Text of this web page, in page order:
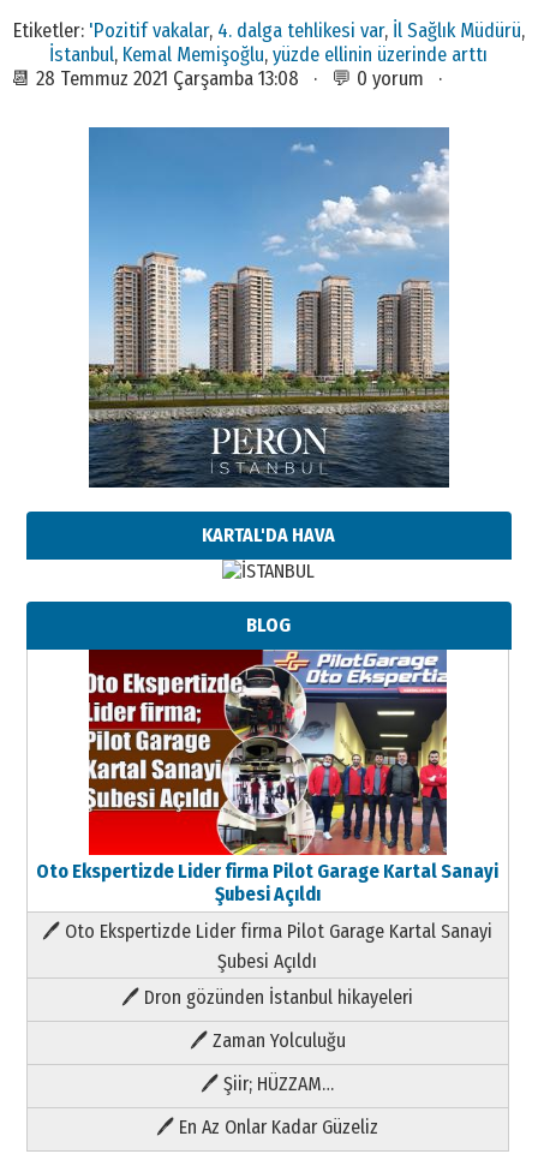
Etiketler: 'Pozitif vakalar, 4. dalga tehlikesi var, İl Sağlık Müdürü,
İstanbul, Kemal Memişoğlu,yüzde ellinin üzerinde arttı
📆 28 Temmuz 2021 Çarşamba 13:08 · 💬 0 yorum ·
KARTAL'DA HAVA
BLOG
Oto Ekspertizde Lider firma Pilot Garage Kartal Sanayi
Şubesi Açıldı
🖊 Oto Ekspertizde Lider firma Pilot Garage Kartal Sanayi
Şubesi Açıldı
🖊 Dron gözünden İstanbul hikayeleri
🖊 Zaman Yolculuğu
🖊 Şiir; HÜZZAM…
🖊 En Az Onlar Kadar Güzeliz